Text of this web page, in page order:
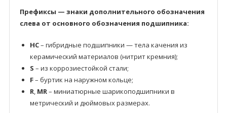
Префиксы — знаки дополнительного обозначения
слева от основного обозначения подшипника:
HC– гибридные подшипники — тела качения из
керамический материалов (нитрит кремния);
S – из коррозиестойкой стали;
F– буртик на наружном кольце;
R, MR– миниатюрные шарикоподшипники в
метрический и дюймовых размерах.